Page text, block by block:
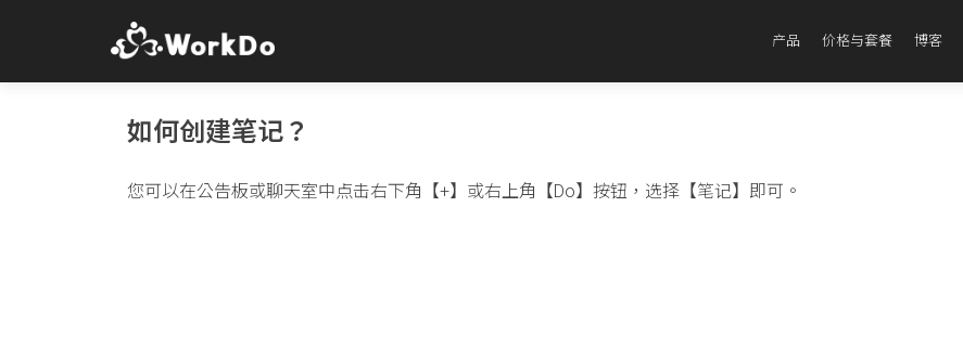
产品 价格与套餐 博客
如何创建笔记？
您可以在公告板或聊天室中点击右下角【+】或右上角【Do】按钮，选择【笔记】即可。